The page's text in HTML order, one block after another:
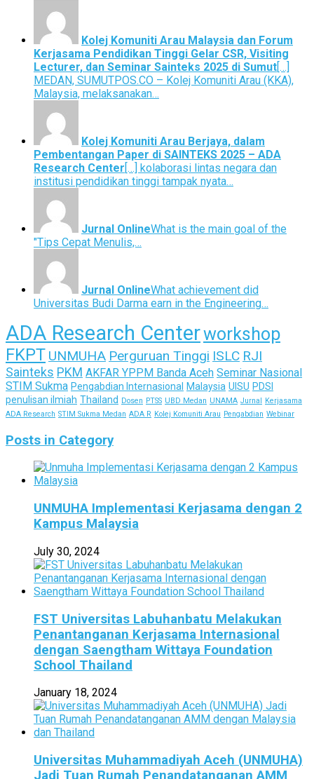
Kolej Komuniti Arau Malaysia dan Forum
Kerjasama Pendidikan Tinggi Gelar CSR, Visiting
Lecturer, dan Seminar Sainteks 2025 di Sumut[…]
MEDAN, SUMUTPOS.CO – Kolej Komuniti Arau (KKA),
Malaysia, melaksanakan…
Kolej Komuniti Arau Berjaya, dalam
Pembentangan Paper di SAINTEKS 2025 – ADA
Research Center[…] kolaborasi lintas negara dan
institusi pendidikan tinggi tampak nyata…
Jurnal OnlineWhat is the main goal of the
"Tips Cepat Menulis,…
Jurnal OnlineWhat achievement did
Universitas Budi Darma earn in the Engineering…
ADA Research Centerworkshop
FKPT UNMUHA Perguruan Tinggi ISLC RJI
Sainteks PKM AKFAR YPPM Banda Aceh Seminar Nasional
STIM Sukma Pengabdian Internasional Malaysia UISU PDSI
penulisan ilmiah Thailand Dosen PTSS UBD Medan UNAMA Jurnal Kerjasama
ADA Research STIM Sukma Medan ADA R Kolej Komuniti Arau Pengabdian Webinar
Posts in Category
UNMUHA Implementasi Kerjasama dengan 2
Kampus Malaysia
July 30, 2024
FST Universitas Labuhanbatu Melakukan
Penantanganan Kerjasama Internasional
dengan Saengtham Wittaya Foundation
School Thailand
January 18, 2024
Universitas Muhammadiyah Aceh (UNMUHA)
Jadi Tuan Rumah Penandatanganan AMM